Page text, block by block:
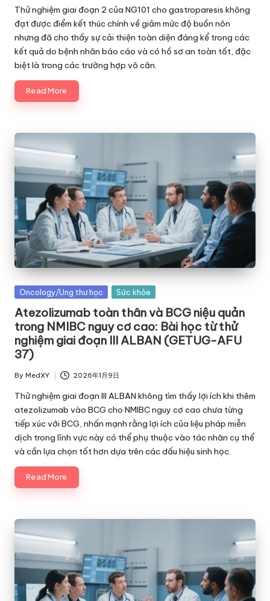
by
Thử nghiệm giai đoạn 2 của NG101 cho gastroparesis không
đạt được điểm kết thúc chính về giảm mức độ buồn nôn
nhưng đã cho thấy sự cải thiện toàn diện đáng kể trong các
kết quả do bệnh nhân báo cáo và có hồ sơ an toàn tốt, đặc
biệt là trong các trường hợp vô căn.
Read More
Posted
Oncology/Ung thư học Sức khỏe
Atezolizumab toàn thân và BCG niệu quản
trong NMIBC nguy cơ cao: Bài học từ thử
nghiệm giai đoạn III ALBAN (GETUG-AFU
37)
Posted
by
By MedXY 2026年1月9日
Thử nghiệm giai đoạn III ALBAN không tìm thấy lợi ích khi thêm
atezolizumab vào BCG cho NMIBC nguy cơ cao chưa từng
tiếp xúc với BCG, nhấn mạnh rằng lợi ích của liệu pháp miễn
dịch trong lĩnh vực này có thể phụ thuộc vào tác nhân cụ thể
và cần lựa chọn tốt hơn dựa trên các dấu hiệu sinh học.
Read More